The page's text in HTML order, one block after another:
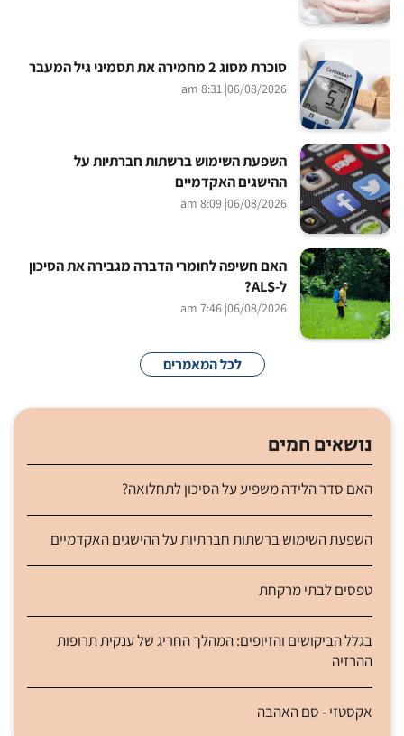
סוכרת מסוג 2 מחמירה את תסמיני גיל המעבר
06/08/2026
| 8:31 am
השפעת השימוש ברשתות חברתיות על
ההישגים האקדמיים
06/08/2026
| 8:09 am
האם חשיפה לחומרי הדברה מגבירה את הסיכון
ל-ALS?
06/08/2026
| 7:46 am
לכל המאמרים
נושאים חמים
האם סדר הלידה משפיע על הסיכון לתחלואה?
השפעת השימוש ברשתות חברתיות על ההישגים האקדמיים
טפסים לבתי מרקחת
בגלל הביקושים והזיופים: המהלך החריג של ענקית תרופות
ההרזיה
אקסטזי - סם האהבה